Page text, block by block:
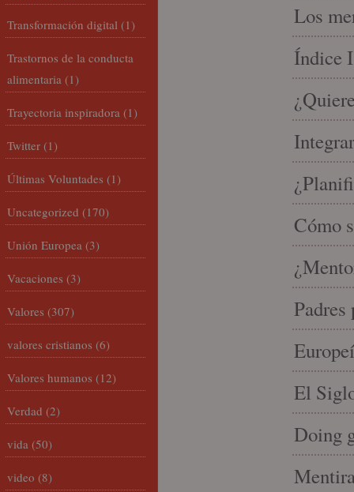
Los
Índice
Cómo
Padres
El
Doing
Transformación digital (1)
Trastornos de la conducta
alimentaria (1)
Trayectoria inspiradora (1)
Twitter (1)
Últimas Voluntades (1)
Uncategorized (170)
Unión Europea (3)
Vacaciones (3)
Valores (307)
valores cristianos (6)
Valores humanos (12)
Verdad (2)
vida (50)
video (8)